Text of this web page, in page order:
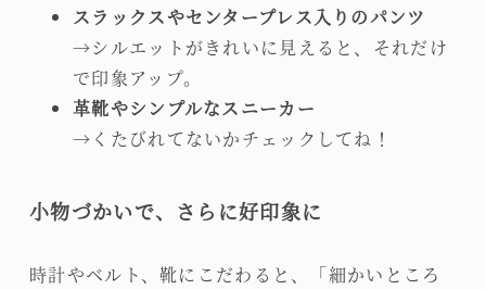
スラックスやセンタープレス入りのパンツ
→シルエットがきれいに見えると、それだけ
で印象アップ。
革靴やシンプルなスニーカー
→くたびれてないかチェックしてね！
小物づかいで、さらに好印象に
時計やベルト、靴にこだわると、「細かいところ